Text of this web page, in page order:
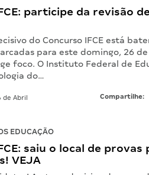
participe da revisão
do Concurso IFCE está
para este domingo, 26
foco. O Instituto Federal de
do…
de Abril Compartilhe:
EDUCAÇÃO
saiu o local de provas
VEJA